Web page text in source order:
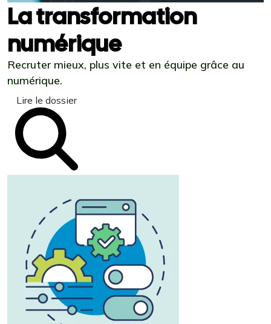
La transformation
numérique
Recruter mieux, plus vite et en équipe grâce au
numérique.
Lire le dossier